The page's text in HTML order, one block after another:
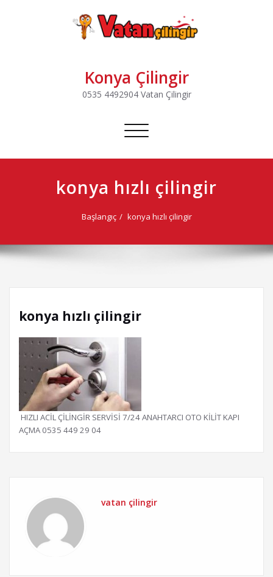
Konya Çilingir
0535 4492904 Vatan Çilingir
Navigasyonu
konya hızlı çilingir
Başlangıç konya hızlı çilingir
konya hızlı çilingir
HIZLI ACİL ÇİLİNGİR SERVİSİ 7/24 ANAHTARCI OTO KİLİT KAPI
AÇMA 0535 449 29 04
vatan çilingir